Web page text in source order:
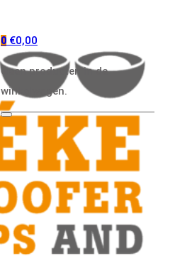
0 €0,00
Geen producten in de
winkelwagen.